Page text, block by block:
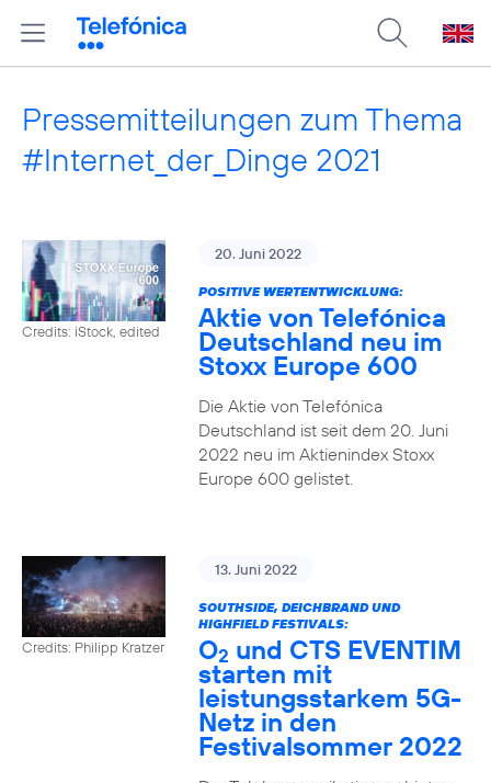
Pressemitteilungen zum Thema
#Internet_der_Dinge 2021
Credits: iStock, edited
20. Juni 2022
POSITIVE WERTENTWICKLUNG:
Aktie von Telefónica
Deutschland neu im
Stoxx Europe 600
Die Aktie von Telefónica
Deutschland ist seit dem 20. Juni
2022 neu im Aktienindex Stoxx
Europe 600 gelistet.
Credits: Philipp Kratzer
13. Juni 2022
SOUTHSIDE, DEICHBRAND UND
HIGHFIELD FESTIVALS:
O2 und CTS EVENTIM
starten mit
leistungsstarkem 5G-
Netz in den
Festivalsommer 2022